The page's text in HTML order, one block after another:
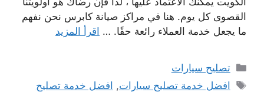
القصوى كل يوم. هنا في مراكز صيانة كابرس نحن نفهم
ما يجعل خدمة العملاء رائعة حقًا. … اقرأ المزيد
التصنيفات
تصليح سيارات
الوسوم
افضل خدمة تصليح سيارات, افضل خدمة تصليح